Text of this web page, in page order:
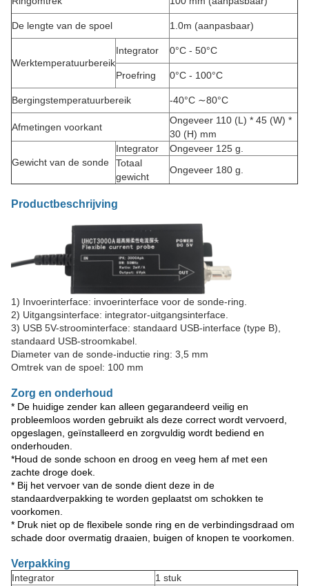
De lengte van de spoel 1.0m (aanpasbaar)
Werktemperatuurbereik
Integrator 0°C - 50°C
Proefring 0°C - 100°C
Bergingstemperatuurbereik -40°C ∼80°C
Afmetingen voorkant
Ongeveer 110 (L) * 45 (W) *
30 (H) mm
Gewicht van de sonde
Integrator
Ongeveer 125 g.
Totaal
gewicht
Ongeveer 180 g.
Productbeschrijving
1) Invoerinterface: invoerinterface voor de sonde-ring.
2) Uitgangsinterface: integrator-uitgangsinterface.
3) USB 5V-stroominterface: standaard USB-interface (type B),
standaard USB-stroomkabel.
Diameter van de sonde-inductie ring: 3,5 mm
Omtrek van de spoel: 100 mm
Zorg en onderhoud
* De huidige zender kan alleen gegarandeerd veilig en
probleemloos worden gebruikt als deze correct wordt vervoerd,
opgeslagen, geïnstalleerd en zorgvuldig wordt bediend en
onderhouden.
*Houd de sonde schoon en droog en veeg hem af met een
zachte droge doek.
* Bij het vervoer van de sonde dient deze in de
standaardverpakking te worden geplaatst om schokken te
voorkomen.
* Druk niet op de flexibele sonde ring en de verbindingsdraad om
schade door overmatig draaien, buigen of knopen te voorkomen.
Verpakking
Integrator
1 stuk